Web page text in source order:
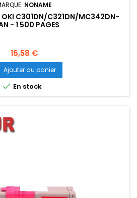
NONAME
OKI C301DN/C321DN/MC342DN-
- 1 500 PAGES
Prix
16,58 €
Ajouter au panier
 En stock